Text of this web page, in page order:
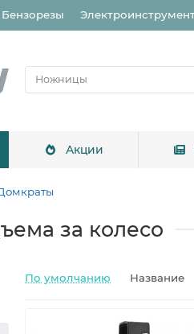
Бензорезы
Акции
за колесо
По умолчанию Название